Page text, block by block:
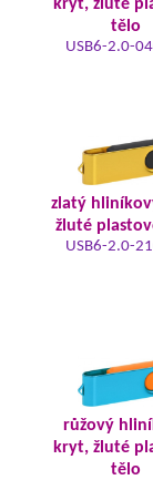
kryt, žluté
tělo
USB6-2.0-
zlatý
žluté
USB6-2.0-
růžový
kryt, žluté
tělo